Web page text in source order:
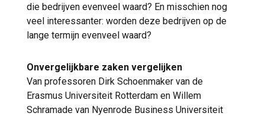
die bedrijven evenveel waard? En misschien nog
veel interessanter: worden deze bedrijven op de
lange termijn evenveel waard?
Onvergelijkbare zaken vergelijken
Van professoren Dirk Schoenmaker van de
Erasmus Universiteit Rotterdam en Willem
Schramade van Nyenrode Business Universiteit